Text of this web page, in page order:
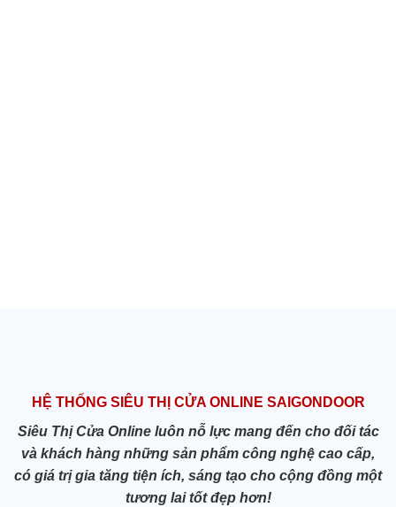
HỆ THỐNG SIÊU THỊ CỬA ONLINE SAIGONDOOR
Siêu Thị Cửa Online luôn nỗ lực mang đến cho đối tác
và khách hàng những sản phẩm công nghệ cao cấp,
có giá trị gia tăng tiện ích, sáng tạo cho cộng đồng một
tương lai tốt đẹp hơn!